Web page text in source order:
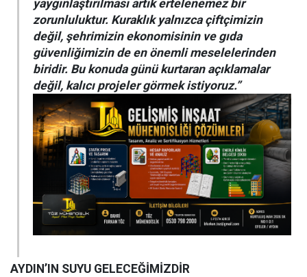
yaygınlaştırılması artık ertelenemez bir
zorunluluktur. Kuraklık yalnızca çiftçimizin
değil, şehrimizin ekonomisinin ve gıda
güvenliğimizin de en önemli meselelerinden
biridir. Bu konuda günü kurtaran açıklamalar
değil, kalıcı projeler görmek istiyoruz.”
AYDIN’IN SUYU GELECEĞİMİZDİR